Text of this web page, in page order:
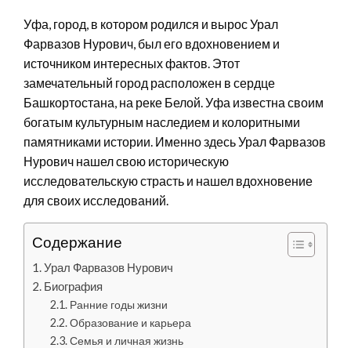
Уфа, город, в котором родился и вырос Урал
Фарвазов Нурович, был его вдохновением и
источником интересных фактов. Этот
замечательный город расположен в сердце
Башкортостана, на реке Белой. Уфа известна своим
богатым культурным наследием и колоритными
памятниками истории. Именно здесь Урал Фарвазов
Нурович нашел свою историческую
исследовательскую страсть и нашел вдохновение
для своих исследований.
Содержание
Урал Фарвазов Нурович
Биография
Ранние годы жизни
Образование и карьера
Семья и личная жизнь